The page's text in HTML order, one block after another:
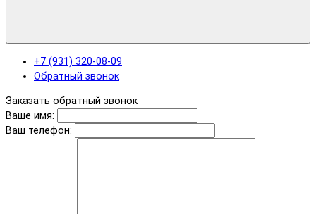
+7 (931) 320-08-09
Обратный звонок
Заказать обратный звонок
Ваше имя:
Ваш телефон: